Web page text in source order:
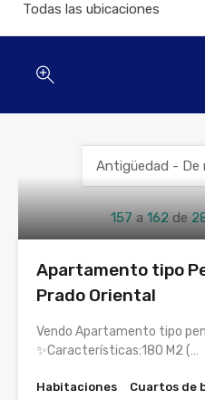
Todas las ubicaciones
157 a162 de
Antigüedad - De
Apartamento tipo
Prado Oriental
Vendo Apartamento tipo
✨Características:180 M2 (…
Habitaciones
Cuartos de